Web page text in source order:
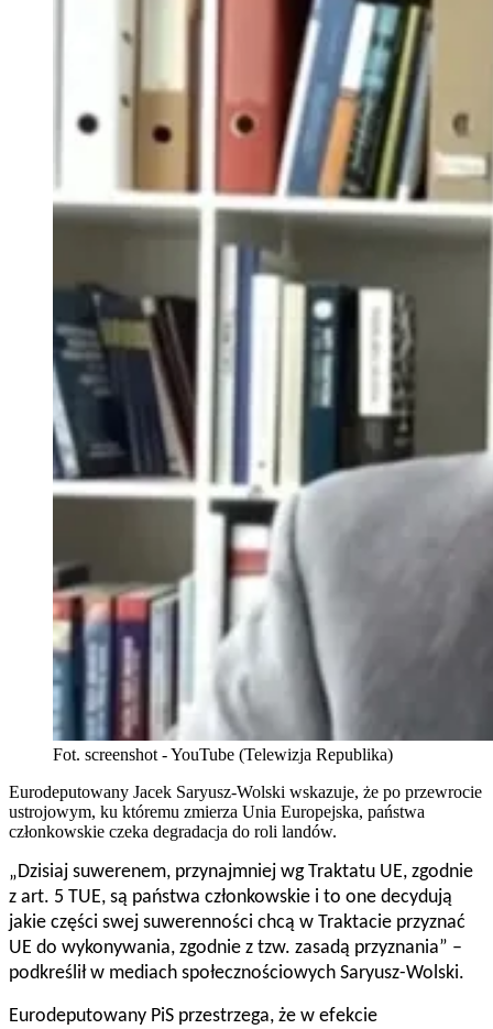
Fot. screenshot - YouTube (Telewizja Republika)
Eurodeputowany Jacek Saryusz-Wolski wskazuje, że po przewrocie
ustrojowym, ku któremu zmierza Unia Europejska, państwa
członkowskie czeka degradacja do roli landów.
„Dzisiaj suwerenem, przynajmniej wg Traktatu UE, zgodnie
z art. 5 TUE, są państwa członkowskie i to one decydują
jakie części swej suwerenności chcą w Traktacie przyznać
UE do wykonywania, zgodnie z tzw. zasadą przyznania” –
podkreślił w mediach społecznościowych Saryusz-Wolski.
Eurodeputowany PiS przestrzega, że w efekcie